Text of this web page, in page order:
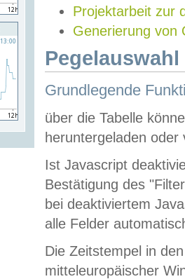
Projektarbeit zur
Generierung von
Grundlegende
über die Tabelle
heruntergeladen oder
Ist Javascript
Bestätigung des
bei deaktiviertem
alle Felder
Die Zeitstempel in
mitteleuropäischer